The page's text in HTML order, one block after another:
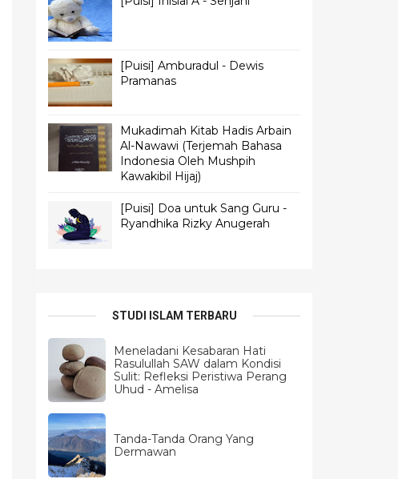
[Puisi] Amburadul - Dewis
Pramanas
Mukadimah Kitab Hadis Arbain
Al-Nawawi (Terjemah Bahasa
Indonesia Oleh Mushpih
Kawakibil Hijaj)
[Puisi] Doa untuk Sang Guru -
Ryandhika Rizky Anugerah
STUDI ISLAM TERBARU
Meneladani Kesabaran Hati
Rasulullah SAW dalam Kondisi
Sulit: Refleksi Peristiwa Perang
Uhud - Amelisa
Tanda-Tanda Orang Yang
Dermawan